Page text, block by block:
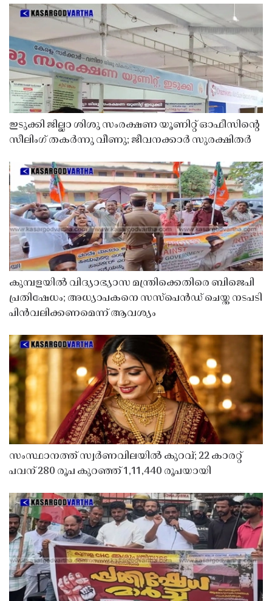
ഇടുക്കി ജില്ലാ ശിശു സംരക്ഷണ യൂണിറ്റ് ഓഫീസിൻ്റെ
സീലിംഗ് തകർന്നു വീണു; ജീവനക്കാർ സുരക്ഷിതർ
കുമ്പളയിൽ വിദ്യാഭ്യാസ മന്ത്രിക്കെതിരെ ബിജെപി
പ്രതിഷേധം; അധ്യാപകനെ സസ്‌പെൻഡ് ചെയ്ത നടപടി
പിൻവലിക്കണമെന്ന് ആവശ്യം
സംസ്ഥാനത്ത് സ്വർണവിലയിൽ കുറവ്; 22 കാരറ്റ്
പവന് 280 രൂപ കുറഞ്ഞ് 1,11,440 രൂപയായി